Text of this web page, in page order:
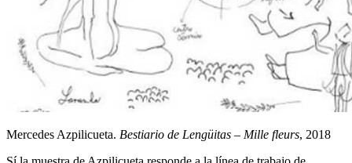
Mercedes Azpilicueta. Bestiario de Lengüitas – Mille fleurs, 2018